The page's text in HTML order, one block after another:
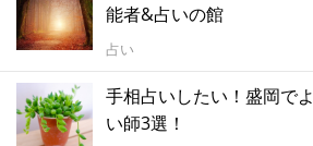
能者&占いの館
占い
手相占いしたい！盛岡で
い師3選！